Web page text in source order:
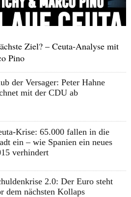
Ziel? – Ceuta-Analyse mit
Pino
der Versager: Peter Hahne
mit der CDU ab
Krise: 65.000 fallen in die
ein – wie Spanien ein neues
verhindert
2.0: Der Euro steht
dem nächsten Kollaps